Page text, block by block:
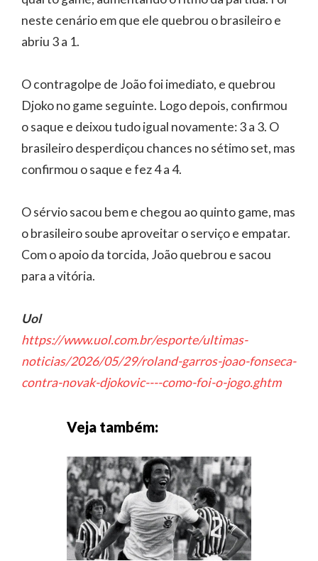
neste cenário em que ele quebrou o brasileiro e
abriu 3 a 1.
O contragolpe de João foi imediato, e quebrou
Djoko no game seguinte. Logo depois, confirmou
o saque e deixou tudo igual novamente: 3 a 3. O
brasileiro desperdiçou chances no sétimo set, mas
confirmou o saque e fez 4 a 4.
O sérvio sacou bem e chegou ao quinto game, mas
o brasileiro soube aproveitar o serviço e empatar.
Com o apoio da torcida, João quebrou e sacou
para a vitória.
Uol
https://www.uol.com.br/esporte/ultimas-
noticias/2026/05/29/roland-garros-joao-fonseca-
contra-novak-djokovic----como-foi-o-jogo.ghtm
Veja também: